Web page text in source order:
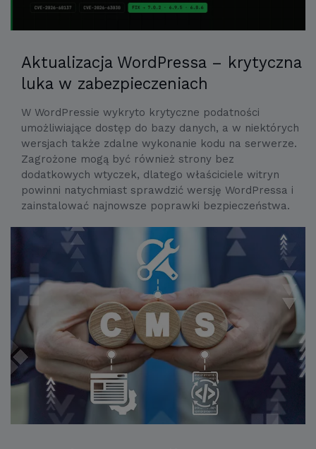
Aktualizacja WordPressa – krytyczna
luka w zabezpieczeniach
W WordPressie wykryto krytyczne podatności
umożliwiające dostęp do bazy danych, a w niektórych
wersjach także zdalne wykonanie kodu na serwerze.
Zagrożone mogą być również strony bez
dodatkowych wtyczek, dlatego właściciele witryn
powinni natychmiast sprawdzić wersję WordPressa i
zainstalować najnowsze poprawki bezpieczeństwa.